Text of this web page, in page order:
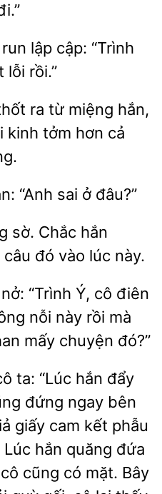
cập: “Trình
lỗi rồi.”
từ miệng hắn,
kinh tởm hơn cả
“Anh sai ở
sờ. Chắc
đó vào
này.
“Trình Ý, cô điên
nỗi này
mà
chuyện đó?”
ta: “Lúc hắn đẩy
đứng
bên
giấy cam kết phẫu
hắn quăng
cũng có mặt. Bây